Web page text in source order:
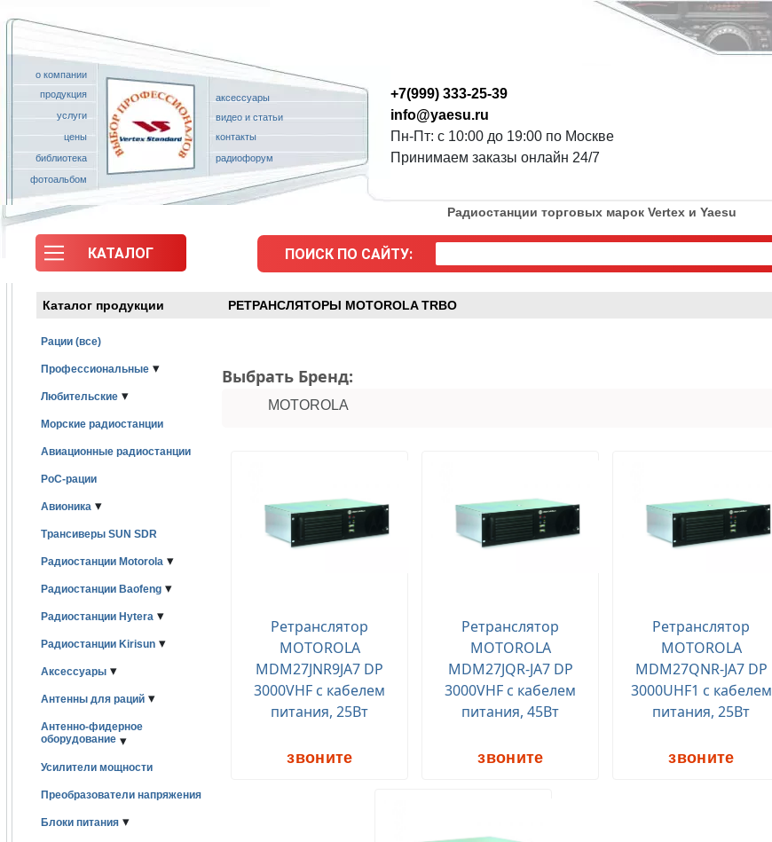
о компании
продукция
услуги
цены
библиотека
фотоальбом
аксессуары
видео и статьи
контакты
радиофорум
+7(999) 333-25-39
info@yaesu.ru
Пн-Пт: с 10:00 до 19:00 по Москве
Принимаем заказы онлайн 24/7
КАТАЛОГ
Радиостанции торговых марок Vertex и Yaesu
ПОИСК ПО САЙТУ:
Каталог продукции РЕТРАНСЛЯТОРЫ MOTOROLA TRBO
Рации (все)
Профессиональные ▾
Любительские ▾
Морские радиостанции
Авиационные радиостанции
PoC-рации
Авионика ▾
Трансиверы SUN SDR
Радиостанции Motorola ▾
Радиостанции Baofeng ▾
Радиостанции Hytera ▾
Радиостанции Kirisun ▾
Аксессуары ▾
Антенны для раций ▾
Антенно-фидерное
оборудование ▾
Усилители мощности
Преобразователи напряжения
Блоки питания ▾
Выбрать Бренд:
MOTOROLA
Ретранслятор
MOTOROLA
MDM27JNR9JA7 DP
3000VHF с кабелем
питания, 25Вт
звоните
Ретранслятор
MOTOROLA
MDM27JQR-JA7 DP
3000VHF с кабелем
питания, 45Вт
звоните
Ретранслятор
MOTOROLA
MDM27QNR-JA7 DP
3000UHF1 с кабелем
питания, 25Вт
звоните